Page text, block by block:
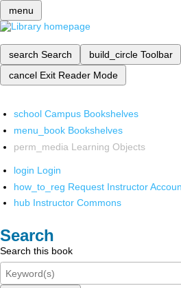
menu
search Search build_circle Toolbar
cancel Exit Reader Mode
school Campus Bookshelves
menu_book Bookshelves
perm_media Learning Objects
login Login
how_to_reg Request Instructor
hub Instructor Commons
Search
Search this book